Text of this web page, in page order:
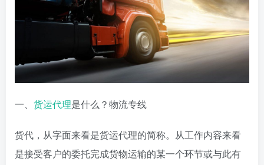
一、 货运代理是什么？物流专线
货代，从字面来看是货运代理的简称。从工作内容来看
是接受客户的委托完成货物运输的某一个环节或与此有